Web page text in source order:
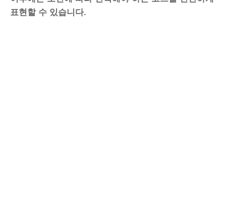
표현할 수 있습니다.